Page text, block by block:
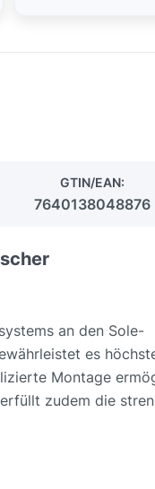
GTIN/EAN:
7640138048876
an den Sole-
es
Montage
zudem die